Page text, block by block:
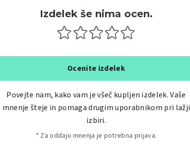
Izdelek še nima ocen.
Ocenite izdelek
Povejte nam, kako vam je všeč kupljen izdelek. Vaše
mnenje šteje in pomaga drugim uporabnikom pri lažji
izbiri.
* Za oddajo mnenja je potrebna prijava.